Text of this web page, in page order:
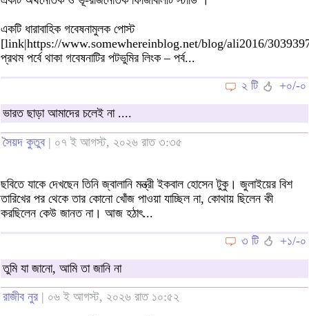
একটি ধারাবাহিক গবেষনামুলক পোস্ট
[link|https://www.somewhereinblog.net/blog/ali2016/
প্রথম পর্বে থাকা গবেষনাটির পটভুমির লিংক – পর্ব...
২ টি
+০/-০
ভারত ছাড়া আমাদের চলেই না ....
সৈয়দ কুতুব | ০৭ ই আগস্ট, ২০২৬ রাত ৩:৩৫
ছবিতে যাকে দেখছেন তিনি জ্বালানি মন্ত্রী ইকবাল হোসেন টুকু। জুলাইয়ের বিশ
তারিখের পর থেকে তার কোনো খোঁজ পাওয়া যাচ্ছিল না, কোথায় ছিলেন কী
করছিলেন কেউ জানত না। আজ হঠাৎ...
৩ টি
+১/-০
তুমি যা জানো, আমি তা জানি না
রাজীব নুর | ০৬ ই আগস্ট, ২০২৬ রাত ১০:৫২